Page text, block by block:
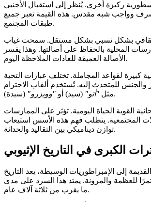
ركيزة أخرى. يُنظر إلى استقبال الأجنبي
وواجب شبه مقدس. هذه القيمة تعبر جميع
طبقات المجتمع.
بشكل نسبي بشكل مستقل. سمحت غياب
المحلية بالحفاظ على أصالتها. وهذا يفسر
الأصالة العميقة للعادات الملاحظة اليوم.
كبيرة لقواعد المجاملة. تختلف عبارات التحية
للمتحدث إليه. تُستخدم ألقاب الاحترام
مثل "أتو" (سيد) أو "وويزرو" (سيدة).
القوية الحياة اليومية. تؤثر على الممارسات
المجتمعية. يتطلب فهم هذه الأسس استيعاب
توازن ديناميكي بين التقاليد والحداثة.
الكبرى في التاريخ الإثيوبي
إلى الإمبراطوريات الوسيطة، يعد التاريخ
للعظمة والمرونة. يمتد هذا السرد على مدى
ما يقرب من ثلاثة آلاف عام.